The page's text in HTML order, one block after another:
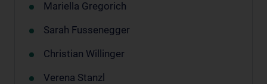
Mariella Gregorich
Sarah Fussenegger
Christian Willinger
Verena Stanzl